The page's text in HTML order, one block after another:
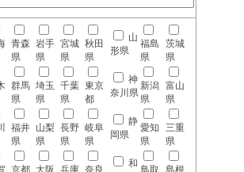
青森
県
岩手
県
宮城
県
秋田
県
山
形県
福島
県
茨城
県
群馬
県
埼玉
県
千葉
県
東京
都
神
奈川県
新潟
県
富山
県
福井
県
山梨
県
長野
県
岐阜
県
静
岡県
愛知
県
三重
県
京都 大阪
兵庫 奈良
和
鳥取
島根